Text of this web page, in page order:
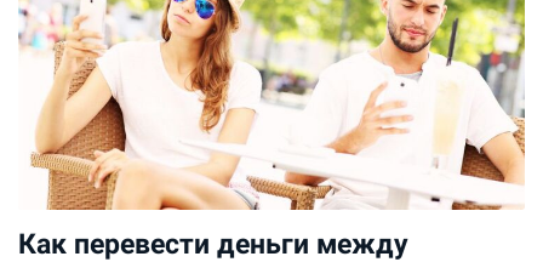
Как перевести деньги между